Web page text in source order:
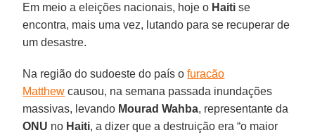
Em meio a eleições nacionais, hoje o Haiti se
encontra, mais uma vez, lutando para se recuperar de
um desastre.
Na região do sudoeste do país ofuracão
Matthew causou, na semana passada inundações
massivas, levando Mourad Wahba, representante da
ONU no Haiti, a dizer que a destruição era “o maior